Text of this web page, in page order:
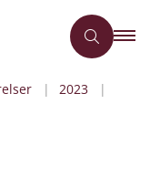
2023